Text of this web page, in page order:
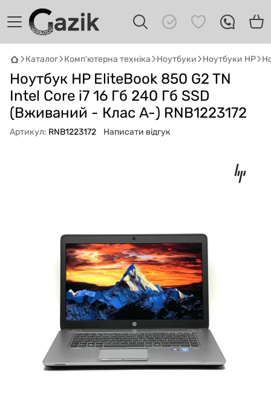
Каталог Комп'ютерна техніка Ноутбуки Ноутбуки HP
Ноутбук HP EliteBook 850 G2 TN
Intel Core i7 16 Гб 240 Гб SSD
(Вживаний - Клас A-) RNB1223172
Артикул: RNB1223172 Написати відгук
GAZIK AI
Онлайн · пошук техніки
Привіт! 👋 Я Gazik AI — допоможу
підібрати вживану комп'ютерну техніку.